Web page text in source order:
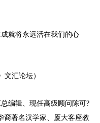
就将永远活在我们的心
文汇论坛）
编辑、现任高级顾问陈可?
裔著名汉学家、厦大客座教